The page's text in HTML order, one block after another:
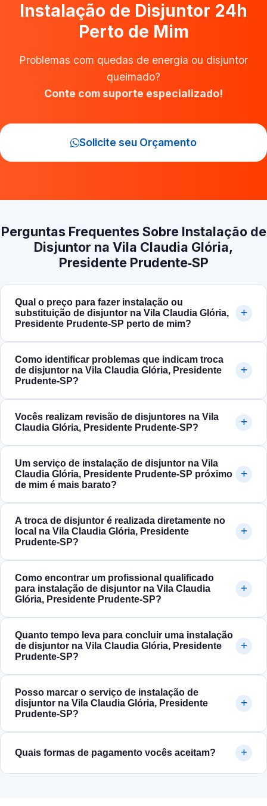
Instalação de Disjuntor 24h
Perto de Mim
Problemas com quedas de energia ou disjuntor
queimado?
Conte com suporte especializado!
Solicite seu Orçamento
Perguntas Frequentes Sobre Instalação de
Disjuntor na Vila Claudia Glória,
Presidente Prudente‑SP
Qual o preço para fazer instalação ou
substituição de disjuntor na Vila Claudia Glória,
Presidente Prudente‑SP perto de mim?
Como identificar problemas que indicam troca
de disjuntor na Vila Claudia Glória, Presidente
Prudente‑SP?
Vocês realizam revisão de disjuntores na Vila
Claudia Glória, Presidente Prudente‑SP?
Um serviço de instalação de disjuntor na Vila
Claudia Glória, Presidente Prudente‑SP próximo
de mim é mais barato?
A troca de disjuntor é realizada diretamente no
local na Vila Claudia Glória, Presidente
Prudente‑SP?
Como encontrar um profissional qualificado
para instalação de disjuntor na Vila Claudia
Glória, Presidente Prudente‑SP?
Quanto tempo leva para concluir uma instalação
de disjuntor na Vila Claudia Glória, Presidente
Prudente‑SP?
Posso marcar o serviço de instalação de
disjuntor na Vila Claudia Glória, Presidente
Prudente‑SP?
Quais formas de pagamento vocês aceitam?